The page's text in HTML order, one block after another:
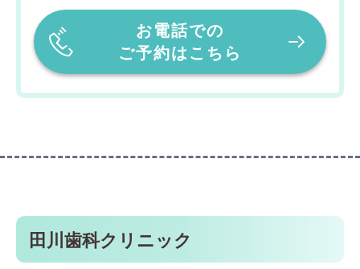
お電話での
ご予約はこちら
田川歯科クリニック